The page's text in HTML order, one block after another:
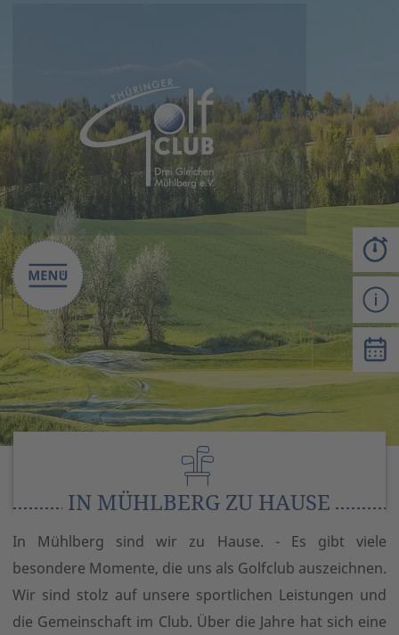
IN MÜHLBERG ZU HAUSE
In Mühlberg sind wir zu Hause. - Es gibt viele
besondere Momente, die uns als Golfclub auszeichnen.
Wir sind stolz auf unsere sportlichen Leistungen und
die Gemeinschaft im Club. Über die Jahre hat sich eine